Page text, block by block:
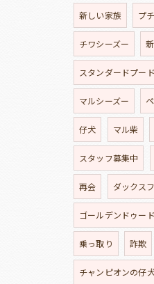
新しい家族 プ
チワシーズー
スタンダードプー
マルシーズー
仔犬 マル柴
スタッフ募集中
再会 ダックス
ゴールデンドゥー
乗っ取り 詐欺
チャンピオンの仔